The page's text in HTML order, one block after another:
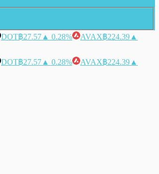
DOT฿27.57 ▲ 0.28% AVAX฿224.39 ▲
DOT฿27.57 ▲ 0.28% AVAX฿224.39 ▲